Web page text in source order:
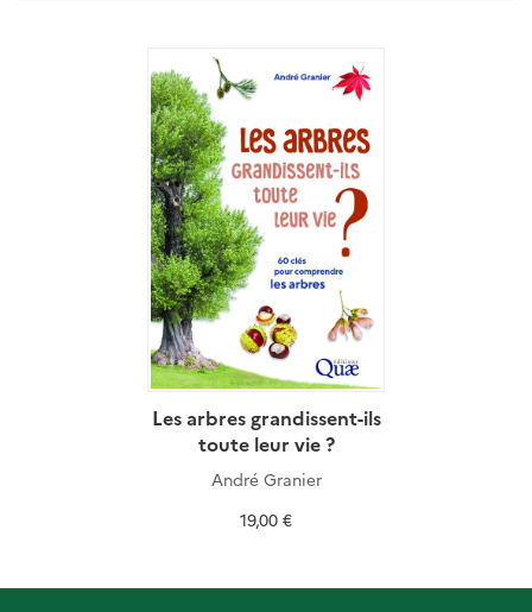
Les arbres grandissent-ils
toute leur vie ?
André Granier
19,00 €